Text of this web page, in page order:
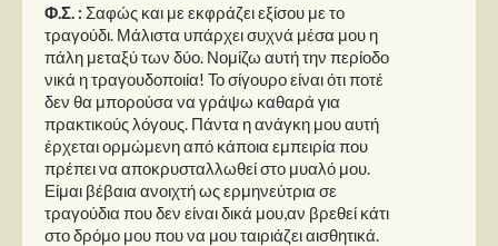
Φ.Σ. : Σαφώς και με εκφράζει εξίσου με το
τραγούδι. Μάλιστα υπάρχει συχνά μέσα μου η
πάλη μεταξύ των δύο. Νομίζω αυτή την περίοδο
νικά η τραγουδοποιία! Το σίγουρο είναι ότι ποτέ
δεν θα μπορούσα να γράψω καθαρά για
πρακτικούς λόγους. Πάντα η ανάγκη μου αυτή
έρχεται ορμώμενη από κάποια εμπειρία που
πρέπει να αποκρυσταλλωθεί στο μυαλό μου.
Είμαι βέβαια ανοιχτή ως ερμηνεύτρια σε
τραγούδια που δεν είναι δικά μου,αν βρεθεί κάτι
στο δρόμο μου που να μου ταιριάζει αισθητικά.